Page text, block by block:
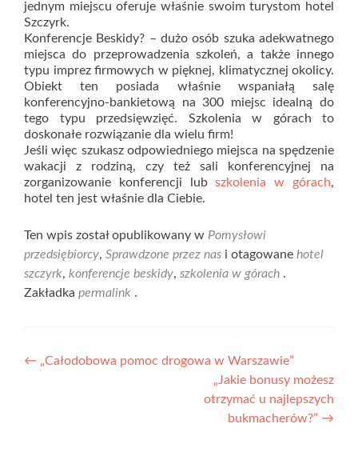
jednym miejscu oferuje właśnie swoim turystom hotel
Szczyrk.
Konferencje Beskidy? – dużo osób szuka adekwatnego
miejsca do przeprowadzenia szkoleń, a także innego
typu imprez firmowych w pięknej, klimatycznej okolicy.
Obiekt ten posiada właśnie wspaniałą salę
konferencyjno-bankietową na 300 miejsc idealną do
tego typu przedsięwzięć. Szkolenia w górach to
doskonałe rozwiązanie dla wielu firm!
Jeśli więc szukasz odpowiedniego miejsca na spędzenie
wakacji z rodziną, czy też sali konferencyjnej na
zorganizowanie konferencji lubszkolenia w górach,
hotel ten jest właśnie dla Ciebie.
Ten wpis został opublikowany w Pomysłowi
przedsiębiorcy, Sprawdzone przez nas i otagowane hotel
szczyrk, konferencje beskidy, szkolenia w górach .
Zakładka permalink .
Nawigacja
← „Całodobowa pomoc drogowa w Warszawie”
„Jakie bonusy możesz
otrzymać u najlepszych
bukmacherów?” →